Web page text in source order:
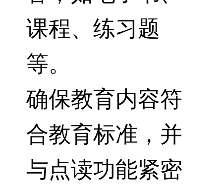
课程、练习题
等。
确保教育内容符
合教育标准，并
与点读功能紧密